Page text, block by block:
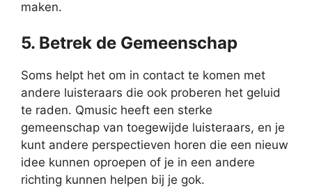
maken.
5. Betrek de Gemeenschap
Soms helpt het om in contact te komen met
andere luisteraars die ook proberen het geluid
te raden. Qmusic heeft een sterke
gemeenschap van toegewijde luisteraars, en je
kunt andere perspectieven horen die een nieuw
idee kunnen oproepen of je in een andere
richting kunnen helpen bij je gok.